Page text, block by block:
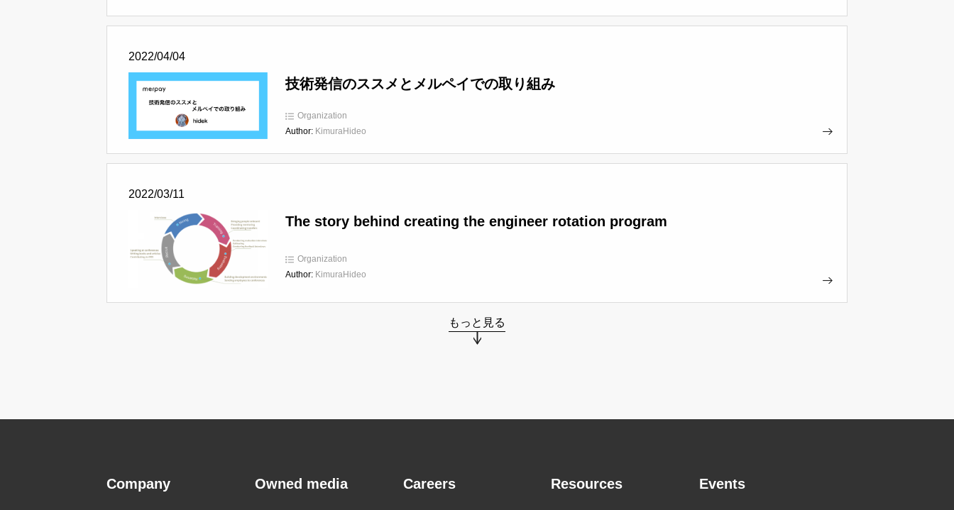
2022/04/04
技術発信のススメとメルペイでの取り組み
Organization
Author: KimuraHideo
2022/03/11
The story behind creating the engineer rotation program
Organization
Author: KimuraHideo
もっと見る
Company Owned media Careers Resources Events